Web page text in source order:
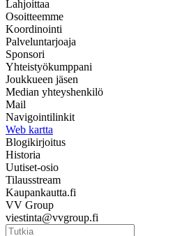
Lahjoittaa
Osoitteemme
Koordinointi
Palveluntarjoaja
Sponsori
Yhteistyökumppani
Joukkueen jäsen
Median yhteyshenkilö
Mail
Navigointilinkit
Web kartta
Blogikirjoitus
Historia
Uutiset-osio
Tilausstream
Kaupankautta.fi
VV Group
viestinta@vvgroup.fi